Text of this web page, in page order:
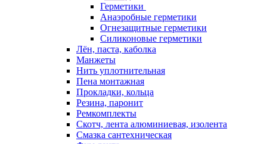
Герметики
Анаэробные герметики
Огнезащитные герметики
Силиконовые герметики
Лён, паста, каболка
Манжеты
Нить уплотнительная
Пена монтажная
Прокладки, кольца
Резина, паронит
Ремкомплекты
Скотч, лента алюминиевая, изолента
Смазка сантехническая